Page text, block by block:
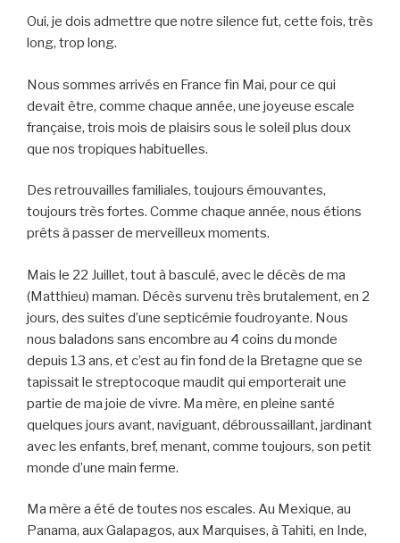
Oui, je dois admettre que notre silence fut, cette fois, très
long, trop long.
Nous sommes arrivés en France fin Mai, pour ce qui
devait être, comme chaque année, une joyeuse escale
française, trois mois de plaisirs sous le soleil plus doux
que nos tropiques habituelles.
Des retrouvailles familiales, toujours émouvantes,
toujours très fortes. Comme chaque année, nous étions
prêts à passer de merveilleux moments.
Mais le 22 Juillet, tout à basculé, avec le décès de ma
(Matthieu) maman. Décès survenu très brutalement, en 2
jours, des suites d’une septicémie foudroyante. Nous
nous baladons sans encombre au 4 coins du monde
depuis 13 ans, et c’est au fin fond de la Bretagne que se
tapissait le streptocoque maudit qui emporterait une
partie de ma joie de vivre. Ma mère, en pleine santé
quelques jours avant, naviguant, débroussaillant, jardinant
avec les enfants, bref, menant, comme toujours, son petit
monde d’une main ferme.
Ma mère a été de toutes nos escales. Au Mexique, au
Panama, aux Galapagos, aux Marquises, à Tahiti, en Inde,